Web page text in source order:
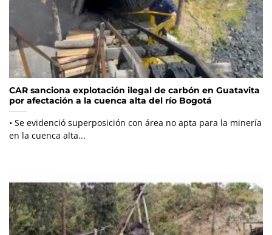
CAR sanciona explotación ilegal de carbón en Guatavita
por afectación a la cuenca alta del río Bogotá
• Se evidenció superposición con área no apta para la minería
en la cuenca alta...